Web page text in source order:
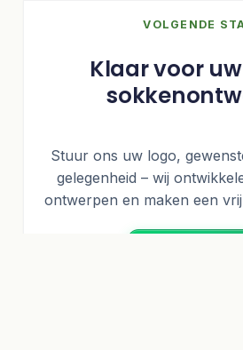
VOLGENDE
Klaar voor
Stuur ons uw logo,
gelegenheid – wij
ontwerpen en maken een